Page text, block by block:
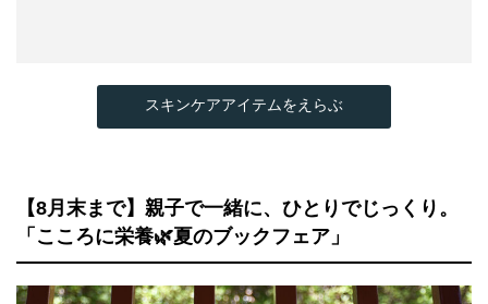
スキンケアアイテムをえらぶ
【8月末まで】親子で一緒に、ひとりでじっくり。
「こころに栄養🌿夏のブックフェア」